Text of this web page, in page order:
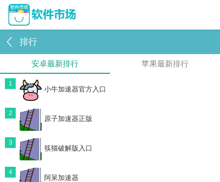
排行
安卓最新排行 苹果最新排行
1
小牛加速器官方入口
2
原子加速器正版
3
筷猫破解版入口
4
阿呆加速器